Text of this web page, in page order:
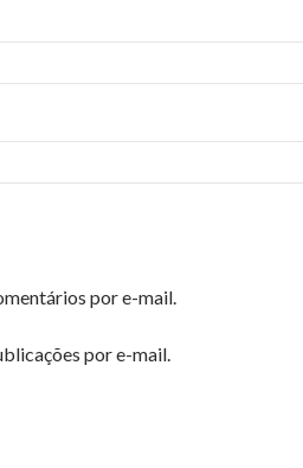
por e-mail.
por e-mail.